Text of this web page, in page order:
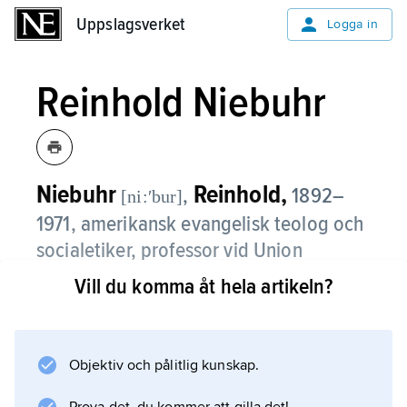
Uppslagsverket Logga in
Reinhold Niebuhr
Niebuhr [ni:ʹbur], Reinhold, 1892–
1971, amerikansk evangelisk teolog och
socialetiker, professor vid Union
Theological Seminary i New York 1928–
optimistiska människosyn men hävdade att en
Vill du komma åt hela artikeln?
Objektiv och pålitlig kunskap.